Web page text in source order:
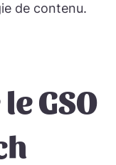
de contenu.
GSO